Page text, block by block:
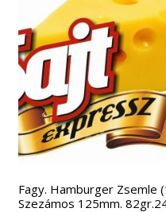
Fagy. Hamburger Zsemle
Szezámos 125mm.